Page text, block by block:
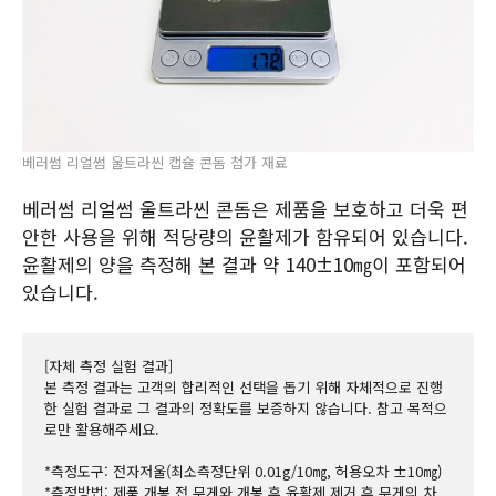
베러썸 리얼썸 울트라씬 캡슐 콘돔 첨가 재료
베러썸 리얼썸 울트라씬 콘돔은 제품을 보호하고 더욱 편
안한 사용을 위해 적당량의 윤활제가 함유되어 있습니다.
윤활제의 양을 측정해 본 결과 약 140±10㎎이 포함되어
있습니다.
[자체 측정 실험 결과]
본 측정 결과는 고객의 합리적인 선택을 돕기 위해 자체적으로 진행
한 실험 결과로 그 결과의 정확도를 보증하지 않습니다. 참고 목적으
로만 활용해주세요.
*측정도구: 전자저울(최소측정단위 0.01g/10㎎, 허용오차 ±10㎎)